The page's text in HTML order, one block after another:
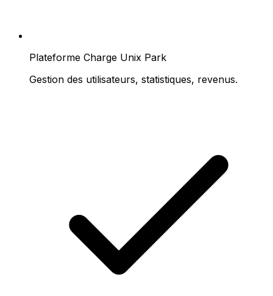
Plateforme Charge Unix Park
Gestion des utilisateurs, statistiques, revenus.